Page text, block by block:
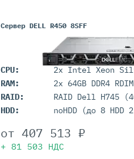
Сервер DELL R450 8SFF
CPU:
RAM:
2x 64GB DDR4
RAID:
RAID Dell H745
HDD:
noHDD (до 8
от 407 513 ₽
+ 81 503 НДС